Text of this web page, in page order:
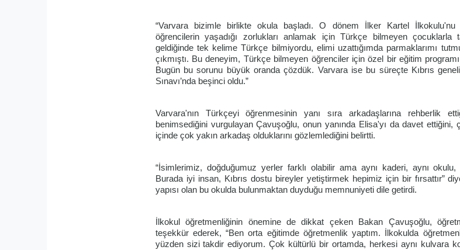
“Varvara bizimle birlikte okula başladı. O dönem İlker Kartel İlkokulu'nu
öğrencilerin yaşadığı zorlukları anlamak için Türkçe bilmeyen çocuklarla
geldiğinde tek kelime Türkçe bilmiyordu, elimi uzattığımda parmaklarımı
çıkmıştı. Bu deneyim, Türkçe bilmeyen öğrenciler için özel bir eğitim
Bugün bu sorunu büyük oranda çözdük. Varvara ise bu süreçte Kıbrıs
Sınavı’nda beşinci oldu.”
Varvara'nın Türkçeyi öğrenmesinin yanı sıra arkadaşlarına rehberlik
benimsediğini vurgulayan Çavuşoğlu, onun yanında Elisa'yı da davet
içinde çok yakın arkadaş olduklarını gözlemlediğini belirtti.
“İsimlerimiz, doğduğumuz yerler farklı olabilir ama aynı kaderi, aynı okulu,
Burada iyi insan, Kıbrıs dostu bireyler yetiştirmek hepimiz için bir fırsattır”
yapısı olan bu okulda bulunmaktan duyduğu memnuniyeti dile getirdi.
İlkokul öğretmenliğinin önemine de dikkat çeken Bakan Çavuşoğlu,
teşekkür ederek, “Ben orta eğitimde öğretmenlik yaptım. İlkokulda
yüzden sizi takdir ediyorum. Çok kültürlü bir ortamda, herkesi aynı kulvara